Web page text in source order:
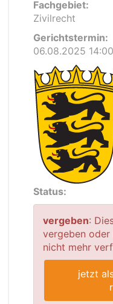
Fachgebiet:
Zivilrecht
Gerichtstermin:
06.08.2025
Status:
vergeben:
vergeben oder
nicht mehr
jetzt